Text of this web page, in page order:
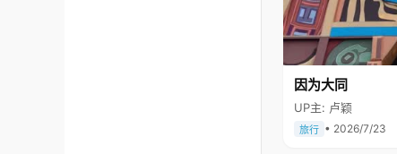
因为大同
UP主: 卢颖
旅行 • 2026/7/23